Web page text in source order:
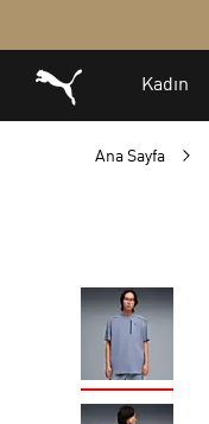
Ana Sayfa